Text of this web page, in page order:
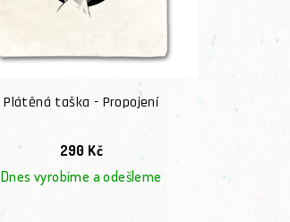
Plátěná taška - Propojení
290 Kč
Dnes vyrobíme a odešleme